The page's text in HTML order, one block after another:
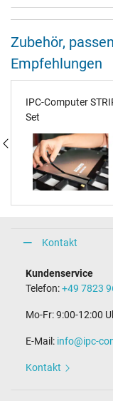
Zubehör,
Empfehlungen
IPC-Computer
Set
Kontakt
Kundenservice
Telefon:+49 7823
Mo-Fr: 9:00-12:00
E-Mail: info@ipc-
Kontakt